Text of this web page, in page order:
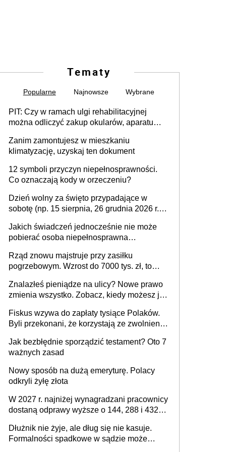
Tematy
Popularne Najnowsze Wybrane
PIT: Czy w ramach ulgi rehabilitacyjnej
można odliczyć zakup okularów, aparatu
Zanim zamontujesz w mieszkaniu
klimatyzację, uzyskaj ten dokument
12 symboli przyczyn niepełnosprawności.
Co oznaczają kody w orzeczeniu?
Dzień wolny za święto przypadające w
sobotę (np. 15 sierpnia, 26 grudnia 2026 r.) –
pracodawcy (sektor prywatny i administracja
publiczna), najczęstsze pytania
Jakich świadczeń jednocześnie nie może
pobierać osoba niepełnosprawna
Rząd znowu majstruje przy zasiłku
pogrzebowym. Wzrost do 7000 tys. zł, to
Znalazłeś pieniądze na ulicy? Nowe prawo
zmienia wszystko. Zobacz, kiedy możesz je
Fiskus wzywa do zapłaty tysiące Polaków.
Byli przekonani, że korzystają ze zwolnienia
Jak bezbłędnie sporządzić testament? Oto 7
ważnych zasad
Nowy sposób na dużą emeryturę. Polacy
odkryli żyłę złota
W 2027 r. najniżej wynagradzani pracownicy
dostaną odprawy wyższe o 144, 288 i 432
Dłużnik nie żyje, ale dług się nie kasuje.
Formalności spadkowe w sądzie może